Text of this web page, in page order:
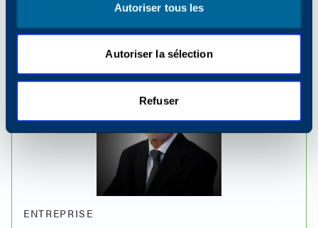
Autoriser tous les
Autoriser la sélection
Refuser
Explorer des actualités
complémentaires
ENTREPRISE